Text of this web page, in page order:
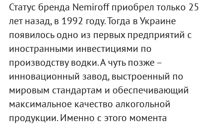
Статус бренда Nemiroff приобрел только 25
лет назад, в 1992 году. Тогда в Украине
появилось одно из первых предприятий с
иностранными инвестициями по
производству водки. А чуть позже –
инновационный завод, выстроенный по
мировым стандартам и обеспечивающий
максимальное качество алкогольной
продукции. Именно с этого момента